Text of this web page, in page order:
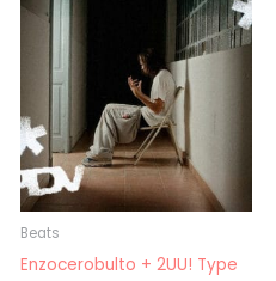
Beats
Enzocerobulto + 2UU! Type